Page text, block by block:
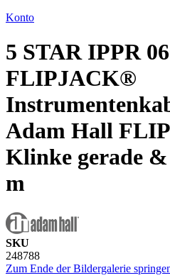
Konto
5 STAR IPPR
FLIPJACK®
Adam Hall
Klinke gerade
m
SKU
248788
Zum Ende der Bildergalerie